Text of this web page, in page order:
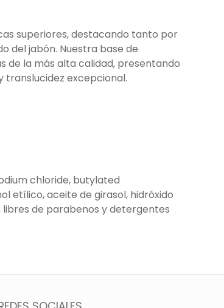
superiores, destacando tanto por
del jabón. Nuestra base de
de la más alta calidad, presentando
translucidez excepcional.
chloride, butylated
etílico, aceite de girasol, hidróxido
libres de parabenos y detergentes